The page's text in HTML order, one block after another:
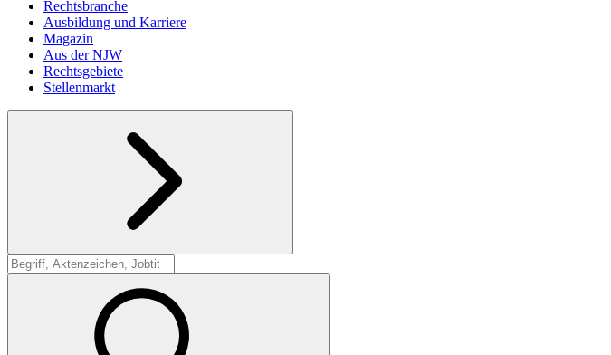
Rechtsbranche
Ausbildung und Karriere
Magazin
Aus der NJW
Rechtsgebiete
Stellenmarkt
Suche